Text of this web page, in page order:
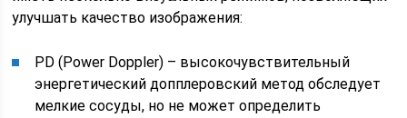
улучшать качество изображения:
PD (Power Doppler) – высокочувствительный
энергетический допплеровский метод обследует
мелкие сосуды, но не может определить